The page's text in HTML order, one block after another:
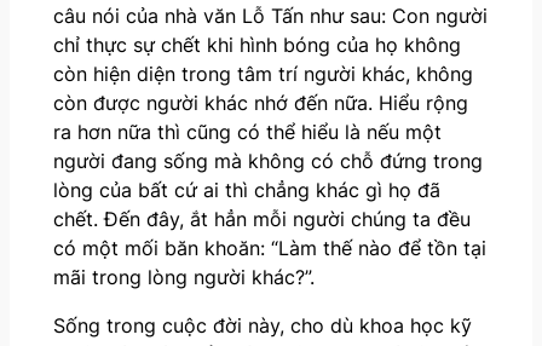
câu nói của nhà văn Lỗ Tấn như sau: Con người
chỉ thực sự chết khi hình bóng của họ không
còn hiện diện trong tâm trí người khác, không
còn được người khác nhớ đến nữa. Hiểu rộng
ra hơn nữa thì cũng có thể hiểu là nếu một
người đang sống mà không có chỗ đứng trong
lòng của bất cứ ai thì chẳng khác gì họ đã
chết. Đến đây, ắt hẳn mỗi người chúng ta đều
có một mối băn khoăn: “Làm thế nào để tồn tại
mãi trong lòng người khác?”.
Sống trong cuộc đời này, cho dù khoa học kỹ